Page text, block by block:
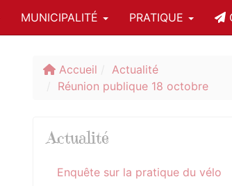
MUNICIPALITÉ PRATIQUE
Accueil
Actualité
Réunion publique 18 octobre
Actualité
Enquête sur la pratique du vélo